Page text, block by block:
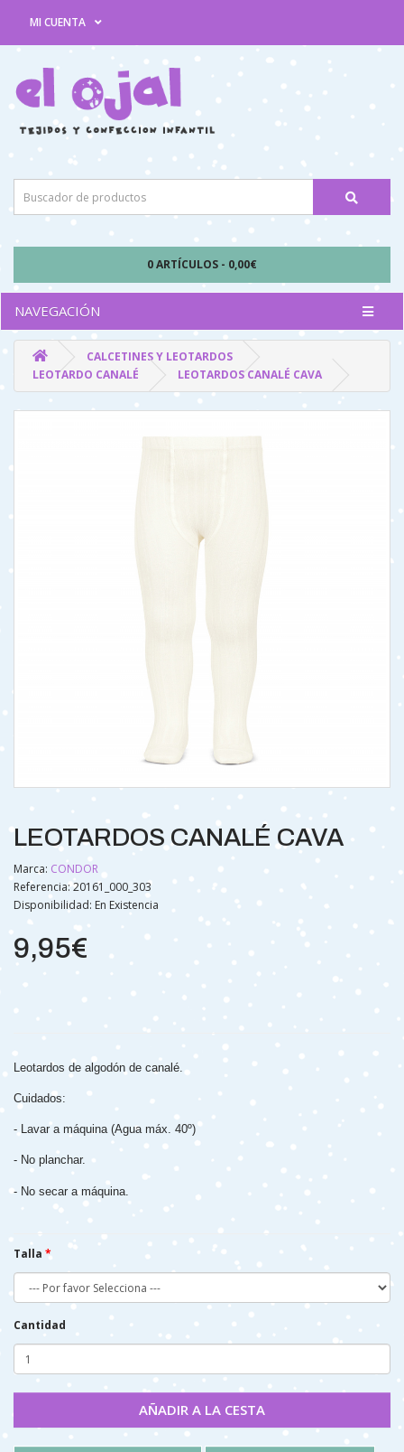
MI CUENTA
0 ARTÍCULOS - 0,00€
NAVEGACIÓN
CALCETINES Y LEOTARDOS
LEOTARDO CANALÉ
LEOTARDOS CANALÉ CAVA
LEOTARDOS CANALÉ CAVA
Marca: CONDOR
Referencia: 20161_000_303
Disponibilidad: En Existencia
9,95€
Leotardos de algodón de canalé.
Cuidados:
- Lavar a máquina (Agua máx. 40º)
- No planchar.
- No secar a máquina.
Talla
Cantidad
AÑADIR A LA CESTA